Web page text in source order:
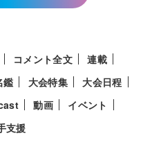
コメント全文
連載
鑑 大会特集
大会日程
動画
イベント
支援